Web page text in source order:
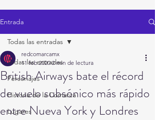
Entrada
Todas las entradas
Personajes
Historia de la Comarca
Lugares
Todas las entradas
British Airways bate el récord
de vuelo subsónico más rápido
entre Nueva York y Londres
redcomarcamx
11 feb 2020 2 min de lectura